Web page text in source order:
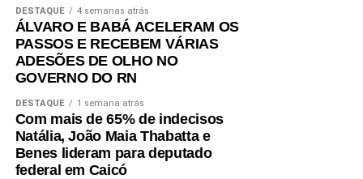
DESTAQUE 4 semanas atrás
ÁLVARO E BABÁ ACELERAM OS
PASSOS E RECEBEM VÁRIAS
ADESÕES DE OLHO NO
GOVERNO DO RN
DESTAQUE 1 semana atrás
Com mais de 65% de indecisos
Natália, João Maia Thabatta e
Benes lideram para deputado
federal em Caicó